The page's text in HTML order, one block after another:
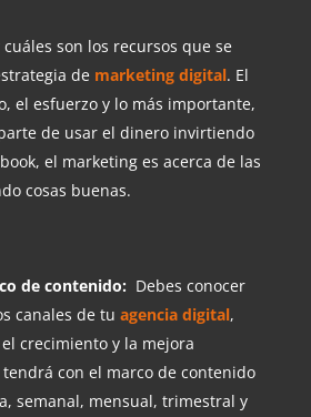
cuáles son los recursos que se
de marketing digital. El
el esfuerzo y lo más importante,
de usar el dinero invirtiendo
el marketing es acerca de las
cosas buenas.
de contenido: Debes conocer
canales de tu agencia digital,
crecimiento y la mejora
con el marco de contenido
semanal, mensual, trimestral y